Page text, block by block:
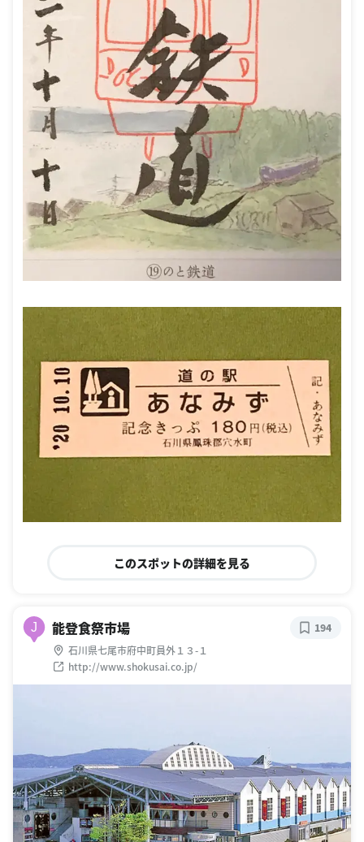
このスポットの詳細を見る
J 能登食祭市場
石川県七尾市府中町員外１３-１
http://www.shokusai.co.jp/
194